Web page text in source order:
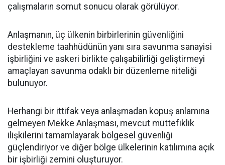
çalışmaların somut sonucu olarak görülüyor.
Anlaşmanın, üç ülkenin birbirlerinin güvenliğini
destekleme taahhüdünün yanı sıra savunma sanayisi
işbirliğini ve askeri birlikte çalışabilirliği geliştirmeyi
amaçlayan savunma odaklı bir düzenleme niteliği
bulunuyor.
Herhangi bir ittifak veya anlaşmadan kopuş anlamına
gelmeyen Mekke Anlaşması, mevcut müttefiklik
ilişkilerini tamamlayarak bölgesel güvenliği
güçlendiriyor ve diğer bölge ülkelerinin katılımına açık
bir işbirliği zemini oluşturuyor.